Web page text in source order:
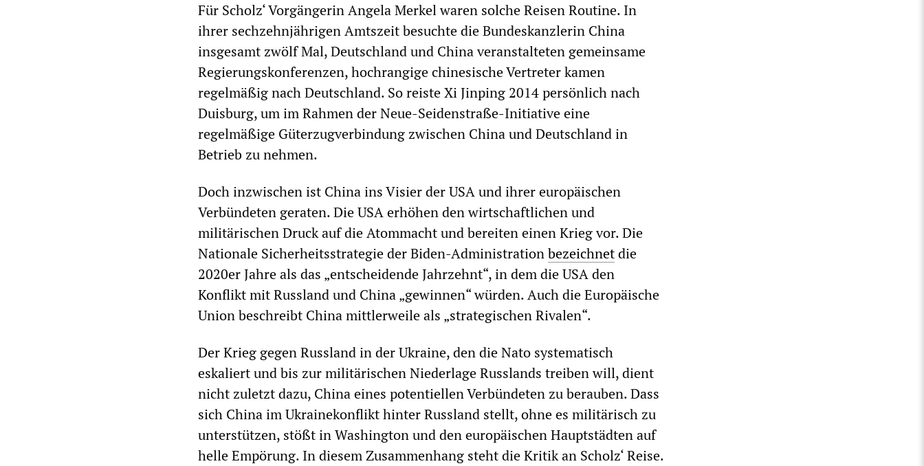
Für Scholz‘ Vorgängerin Angela Merkel waren solche Reisen Routine. In
ihrer sechzehnjährigen Amtszeit besuchte die Bundeskanzlerin China
insgesamt zwölf Mal, Deutschland und China veranstalteten gemeinsame
Regierungskonferenzen, hochrangige chinesische Vertreter kamen
regelmäßig nach Deutschland. So reiste Xi Jinping 2014 persönlich nach
Duisburg, um im Rahmen der Neue-Seidenstraße-Initiative eine
regelmäßige Güterzugverbindung zwischen China und Deutschland in
Betrieb zu nehmen.
Doch inzwischen ist China ins Visier der USA und ihrer europäischen
Verbündeten geraten. Die USA erhöhen den wirtschaftlichen und
militärischen Druck auf die Atommacht und bereiten einen Krieg vor. Die
Nationale Sicherheitsstrategie der Biden-Administrationbezeichnetdie
2020er Jahre als das „entscheidende Jahrzehnt“, in dem die USA den
Konflikt mit Russland und China „gewinnen“ würden. Auch die Europäische
Union beschreibt China mittlerweile als „strategischen Rivalen“.
Der Krieg gegen Russland in der Ukraine, den die Nato systematisch
eskaliert und bis zur militärischen Niederlage Russlands treiben will, dient
nicht zuletzt dazu, China eines potentiellen Verbündeten zu berauben. Dass
sich China im Ukrainekonflikt hinter Russland stellt, ohne es militärisch zu
unterstützen, stößt in Washington und den europäischen Hauptstädten auf
helle Empörung. In diesem Zusammenhang steht die Kritik an Scholz‘ Reise.